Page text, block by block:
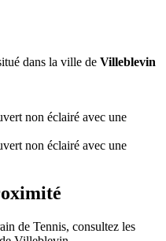
dans la ville de Villeblevin
non éclairé avec une
non éclairé avec une
de Tennis, consultez les